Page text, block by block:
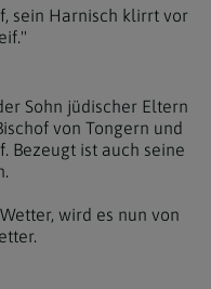
sein Harnisch klirrt vor
Sohn jüdischer Eltern
von Tongern und
Bezeugt ist auch seine
wird es nun von